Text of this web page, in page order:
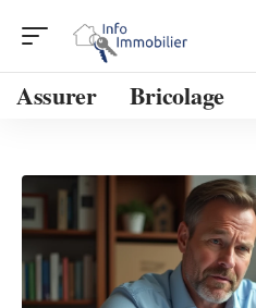
Assurer Bricolage